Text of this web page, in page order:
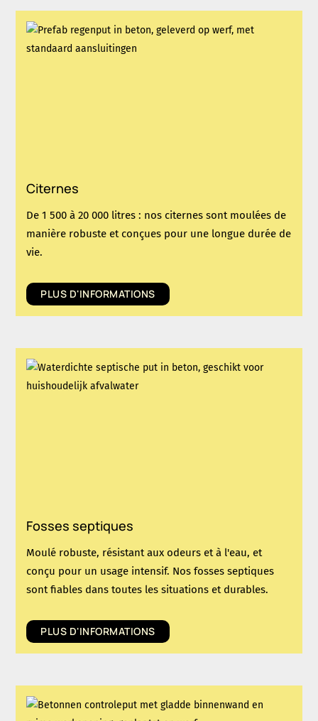
Citernes
De 1 500 à 20 000 litres : nos citernes sont moulées de
manière robuste et conçues pour une longue durée de
vie.
PLUS D'INFORMATIONS
Fosses septiques
Moulé robuste, résistant aux odeurs et à l'eau, et
conçu pour un usage intensif. Nos fosses septiques
sont fiables dans toutes les situations et durables.
PLUS D'INFORMATIONS